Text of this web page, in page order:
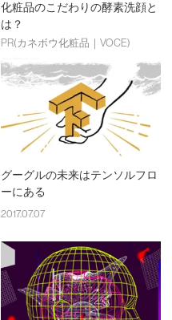
化粧品のこだわりの酵素洗顔と
は？
PR(カネボウ化粧品｜VOCE)
グーグルの未来はテンソルフロ
ーにある
2017.07.07